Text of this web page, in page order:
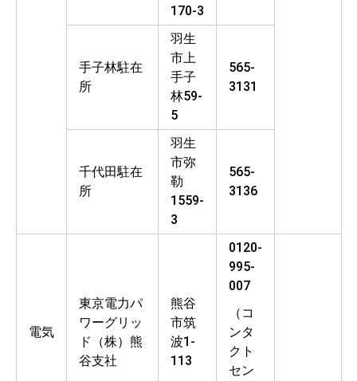
170-3
手子林駐在
所
羽生
市上
手子
林59-
5
565-
3131
千代田駐在
所
羽生
市弥
勒
1559-
3
565-
3136
電気
東京電力パ
ワーグリッ
ド（株）熊
谷支社
熊谷
市筑
波1-
113
0120-
995-
007
（コ
ンタ
クト
セン